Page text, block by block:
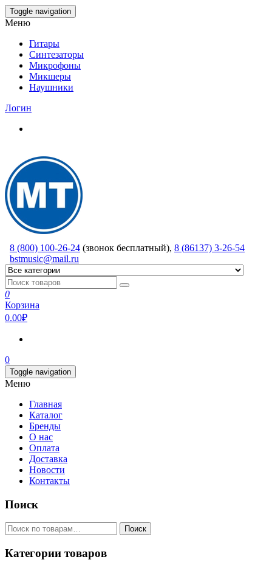
Skip
to
content
Toggle navigation
Меню
Гитары
Синтезаторы
Микрофоны
Микшеры
Наушники
Логин
8 (800) 100-26-24 (звонок бесплатный), 8 (86137) 3-26-54
bstmusic@mail.ru
0
Корзина
0.00₽
0
Toggle navigation
Меню
Главная
Каталог
Бренды
О нас
Оплата
Доставка
Новости
Контакты
Поиск
Искать: Поиск
Категории товаров